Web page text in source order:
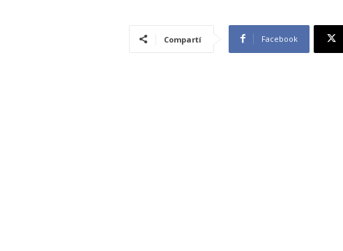
Compartí Facebook